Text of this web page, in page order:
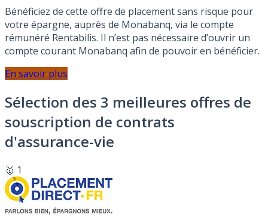
Bénéficiez de cette offre de placement sans risque pour
votre épargne, auprès de Monabanq, via le compte
rémunéré Rentabilis. Il n’est pas nécessaire d’ouvrir un
compte courant Monabanq afin de pouvoir en bénéficier.
En savoir plus
Sélection des 3 meilleures offres de
souscription de contrats
d'assurance-vie
🥇 1